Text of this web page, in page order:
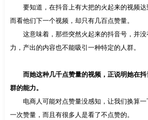
要知道，在抖音上有大把的火起来的视频达
而看他们下一个视频，却只有几百点赞量。
这意味着，那些突然火起来的抖音号，并没
力，产出的内容也不能吸引一种特定的人群。
而她这种几千点赞量的视频，正说明她在
群的能力。
电商人可能对点赞量没感知，让我们换算一
一次赞量，而且有很多人是看了不点赞的。